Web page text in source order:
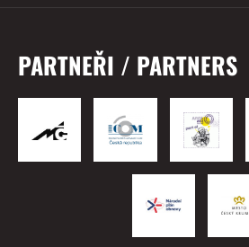
PARTNEŘI / PARTNERS